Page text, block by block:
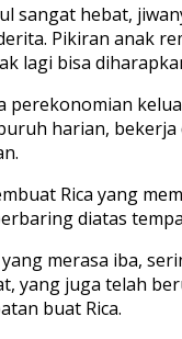
sangat hebat,
Pikiran anak
lagi bisa
perekonomian
harian,
Rica yang
diatas
merasa iba,
juga telah
buat Rica.